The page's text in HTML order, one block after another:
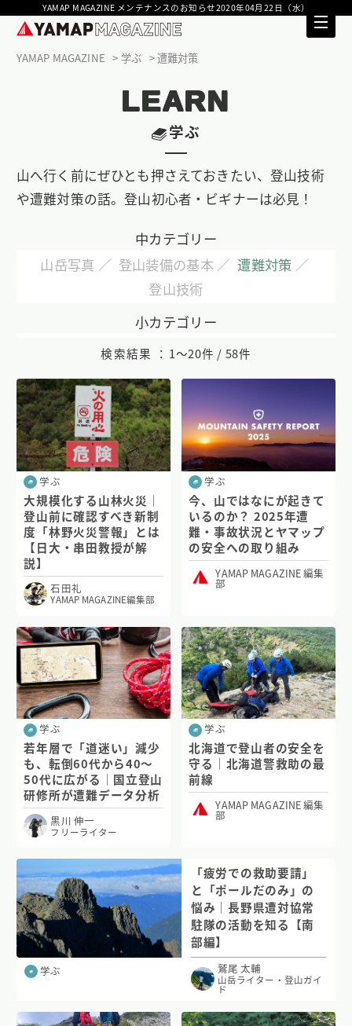
YAMAP MAGAZINE メンテナンスのお知らせ2020年04月22日（水）
YAMAP MAGAZINE 学ぶ 遭難対策
LEARN
学ぶ
山へ行く前にぜひとも押さえておきたい、登山技術
や遭難対策の話。登山初心者・ビギナーは必見！
中カテゴリー
山岳写真
登山装備の基本
遭難対策
登山技術
小カテゴリー
検索結果 ： 1〜20件 / 58件
学ぶ
大規模化する山林火災｜
登山前に確認すべき新制
度「林野火災警報」とは
【日大・串田教授が解
説】
石田礼
YAMAP MAGAZINE編集部
学ぶ
今、山ではなにが起きて
いるのか？ 2025年遭
難・事故状況とヤマップ
の安全への取り組み
YAMAP MAGAZINE 編集
部
学ぶ
若年層で「道迷い」減少
も、転倒60代から40〜
50代に広がる｜国立登山
研修所が遭難データ分析
黒川 伸一
フリーライター
学ぶ
北海道で登山者の安全を
守る｜北海道警救助の最
前線
YAMAP MAGAZINE 編集
部
学ぶ
「疲労での救助要請」
と「ポールだのみ」の
悩み｜長野県遭対協常
駐隊の活動を知る【南
部編】
鷲尾 太輔
山岳ライター・登山ガイ
ド